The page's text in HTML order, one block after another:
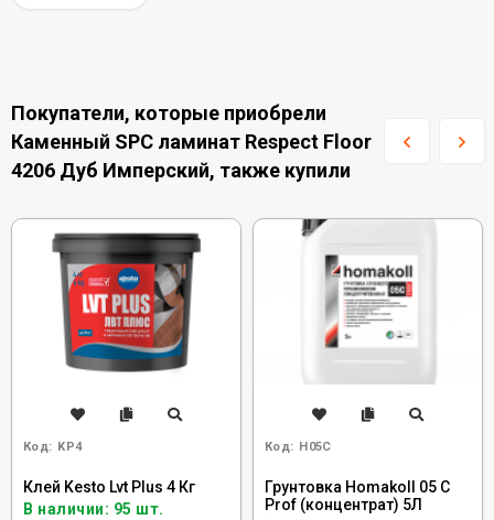
Покупатели, которые приобрели
Каменный SPC ламинат Respect Floor
4206 Дуб Имперский, также купили
Код: KP4
Клей Kesto Lvt Plus 4 Кг
В наличии: 95 шт.
Код: H05C
Грунтовка Homakoll 05 C
Prof (концентрат) 5Л